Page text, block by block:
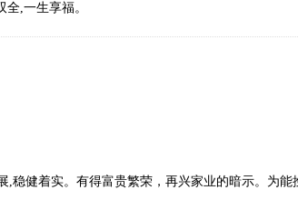
,一生享福。
稳健着实。有得富贵繁荣，再兴家业的暗示。为能